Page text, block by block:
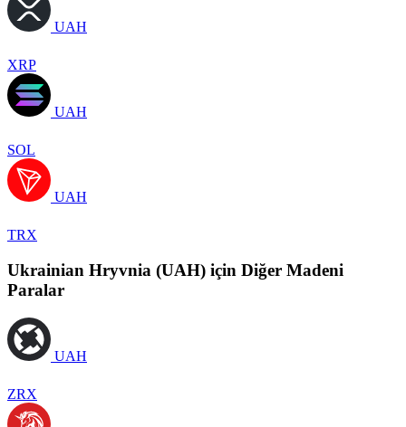
UAH
XRP
UAH
SOL
UAH
TRX
Ukrainian Hryvnia (UAH) için Diğer Madeni
Paralar
UAH
ZRX